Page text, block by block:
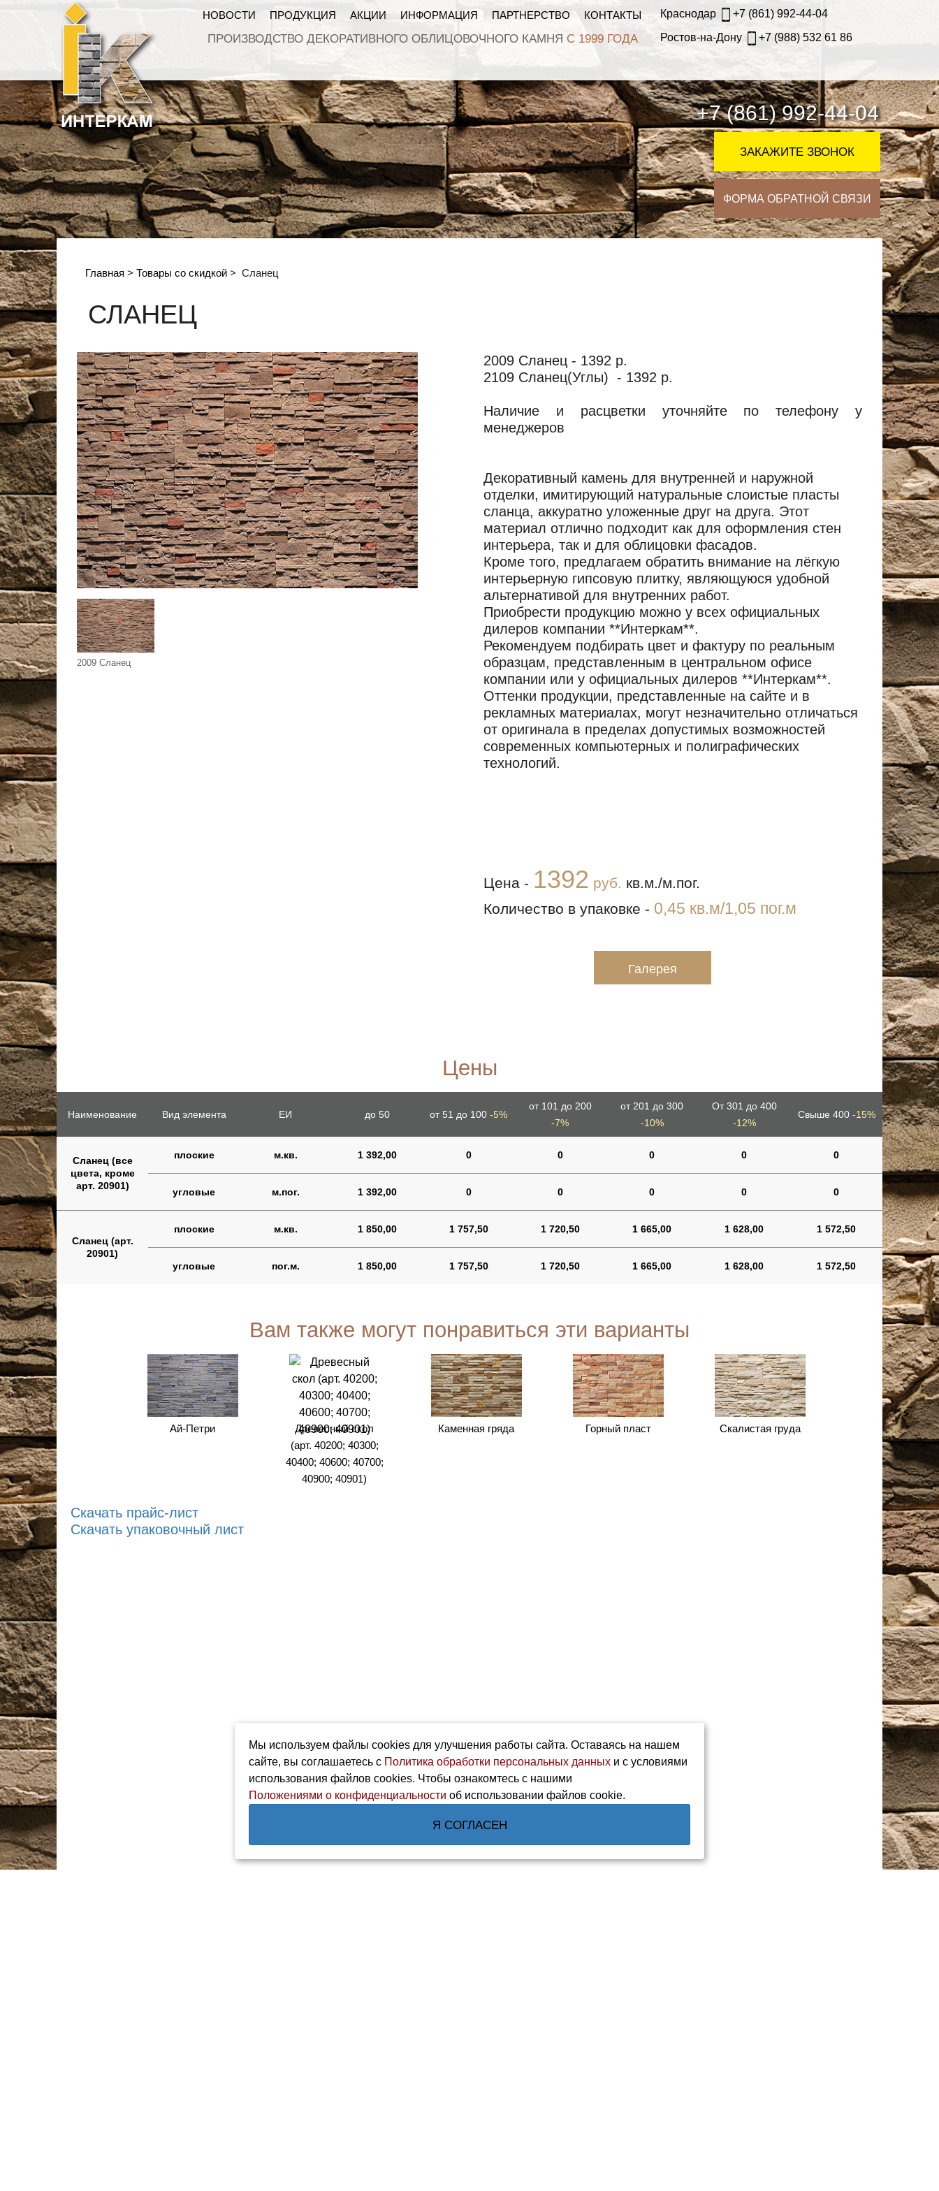
Краснодар
+7 (861) 992-44-04
Ростов-на-Дону
+7 (988) 532 61 86
НОВОСТИ ПРОДУКЦИЯ АКЦИИ ИНФОРМАЦИЯ ПАРТНЕРСТВО КОНТАКТЫ
ПРОИЗВОДСТВО ДЕКОРАТИВНОГО ОБЛИЦОВОЧНОГО КАМНЯ С 1999 ГОДА
+7 (861) 992-44-04
ЗАКАЖИТЕ ЗВОНОК
ФОРМА ОБРАТНОЙ СВЯЗИ
Главная > Товары со скидкой > Сланец
СЛАНЕЦ
2009 Сланец
2009 Сланец - 1392 р.
2109 Сланец(Углы) - 1392 р.
Наличие и расцветки уточняйте по телефону у
менеджеров
Декоративный камень для внутренней и наружной
отделки, имитирующий натуральные слоистые пласты
сланца, аккуратно уложенные друг на друга. Этот
материал отлично подходит как для оформления стен
интерьера, так и для облицовки фасадов.
Кроме того, предлагаем обратить внимание на лёгкую
интерьерную гипсовую плитку, являющуюся удобной
альтернативой для внутренних работ.
Приобрести продукцию можно у всех официальных
дилеров компании **Интеркам**.
Рекомендуем подбирать цвет и фактуру по реальным
образцам, представленным в центральном офисе
компании или у официальных дилеров **Интеркам**.
Оттенки продукции, представленные на сайте и в
рекламных материалах, могут незначительно отличаться
от оригинала в пределах допустимых возможностей
современных компьютерных и полиграфических
технологий.
Цена - 1392 руб. кв.м./м.пог.
Количество в упаковке - 0,45 кв.м/1,05 пог.м
Галерея
Цены
Наименование Вид элемента ЕИ до 50 от 51 до 100 -5%
от 101 до 200
-7%
от 201 до 300
-10%
От 301 до 400
-12%
Свыше 400 -15%
Сланец (все
цвета, кроме
арт. 20901)
плоские м.кв. 1 392,00 0 0 0 0 0
угловые м.пог. 1 392,00 0 0 0 0 0
Сланец (арт.
20901)
плоские м.кв. 1 850,00 1 757,50 1 720,50 1 665,00 1 628,00 1 572,50
угловые пог.м. 1 850,00 1 757,50 1 720,50 1 665,00 1 628,00 1 572,50
Вам также могут понравиться эти варианты
Ай-Петри
Древесный скол
(арт. 40200; 40300;
40400; 40600; 40700;
40900; 40901)
Каменная гряда Горный пласт Скалистая груда
Скачать прайс-лист
Скачать упаковочный лист
Мы используем файлы cookies для улучшения работы сайта. Оставаясь на нашем
сайте, вы соглашаетесь с Политика обработки персональных данных и с условиями
использования файлов cookies. Чтобы ознакомтесь с нашими
Положениями о конфиденциальности об использовании файлов cookie.
Я СОГЛАСЕН